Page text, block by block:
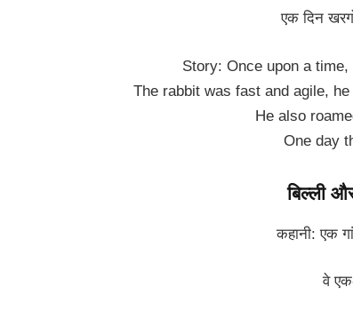
एक दिन
Story: Once upon a
The rabbit was fast and agile,
He also
One day
बिल्ली
कहानी: एक
वे